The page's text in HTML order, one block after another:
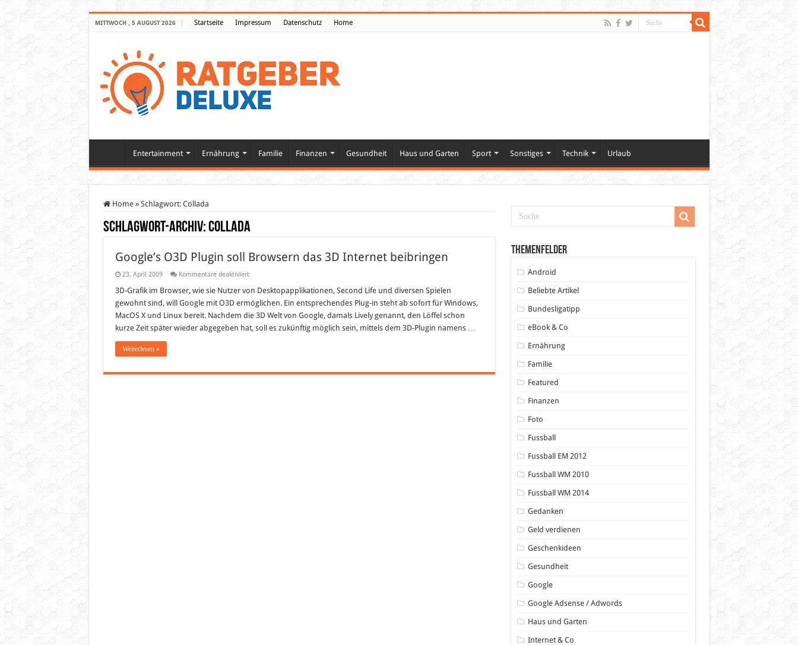
MITTWOCH , 5 AUGUST 2026 Startseite Impressum Datenschutz Home
Entertainment Ernährung Familie Finanzen Gesundheit Haus und Garten Sport Sonstiges Technik Urlaub
Home » Schlagwort: Collada
Schlagwort-Archiv:Collada
Google’s O3D Plugin soll Browsern das 3D Internet beibringen
23. April 2009 Kommentare deaktiviertfür
O3D
soll
Browsern
das
3D
3D-Grafik im Browser, wie sie Nutzer von Desktopapplikationen, Second Life und diversen Spielen
gewohnt sind, will Google mit O3D ermöglichen. Ein entsprechendes Plug-in steht ab sofort für Windows,
MacOS X und Linux bereit. Nachdem die 3D Welt von Google, damals Lively genannt, den Löffel schon
kurze Zeit später wieder abgegeben hat, soll es zukünftig möglich sein, mittels dem 3D-Plugin namens …
Weiterlesen »
Themenfelder
Android
Beliebte Artikel
Bundesligatipp
eBook & Co
Ernährung
Familie
Featured
Finanzen
Foto
Fussball
Fussball EM 2012
Fussball WM 2010
Fussball WM 2014
Gedanken
Geld verdienen
Geschenkideen
Gesundheit
Google
Google Adsense / Adwords
Haus und Garten
Internet & Co